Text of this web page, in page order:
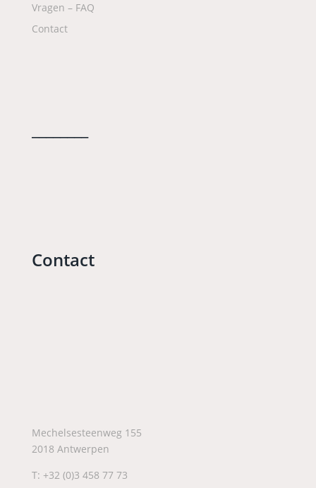
Vragen – FAQ
Contact
Contact
Mechelsesteenweg 155
2018 Antwerpen
T: +32 (0)3 458 77 73